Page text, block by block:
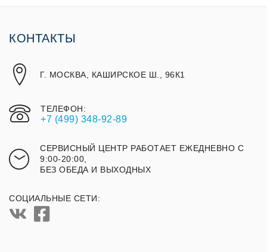
КОНТАКТЫ
Г. МОСКВА, КАШИРСКОЕ Ш., 96К1
ТЕЛЕФОН:
+7 (499) 348-92-89
СЕРВИСНЫЙ ЦЕНТР РАБОТАЕТ ЕЖЕДНЕВНО С
9:00-20:00,
БЕЗ ОБЕДА И ВЫХОДНЫХ
СОЦИАЛЬНЫЕ СЕТИ: